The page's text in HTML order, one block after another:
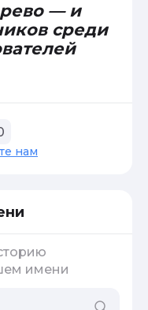
— и
среди
нам
имени